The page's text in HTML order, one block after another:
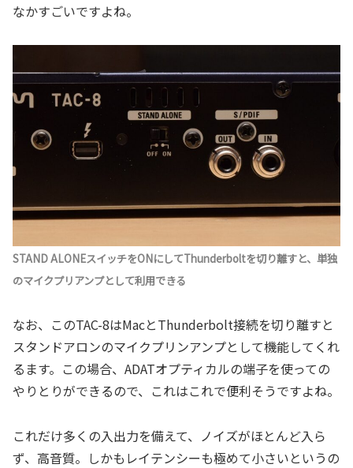
なかすごいですよね。
STAND ALONEスイッチをONにしてThunderboltを切り離すと、単独
のマイクプリアンプとして利用できる
なお、このTAC-8はMacとThunderbolt接続を切り離すと
スタンドアロンのマイクプリンアンプとして機能してくれ
るます。この場合、ADATオプティカルの端子を使っての
やりとりができるので、これはこれで便利そうですよね。
これだけ多くの入出力を備えて、ノイズがほとんど入ら
ず、高音質。しかもレイテンシーも極めて小さいというの